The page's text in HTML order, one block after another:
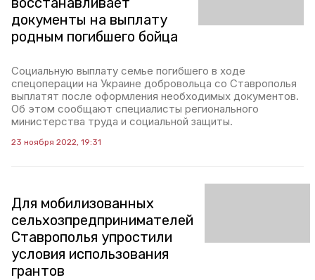
документы на выплату
родным погибшего бойца
Социальную выплату семье погибшего в ходе
спецоперации на Украине добровольца со Ставрополья
выплатят после оформления необходимых документов.
Об этом сообщают специалисты регионального
министерства труда и социальной защиты.
23 ноября 2022, 19:31
Для мобилизованных
сельхозпредпринимателей
Ставрополья упростили
условия использования
грантов